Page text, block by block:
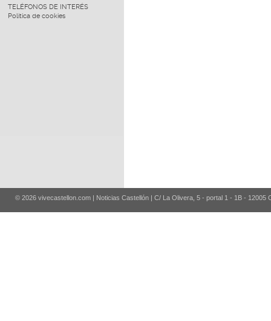
TELÉFONOS DE INTERÉS
Política de cookies
© 2026 vivecastellon.com | Noticias Castellón | C/ La Olivera, 5 - portal 1 - 1B - 12005